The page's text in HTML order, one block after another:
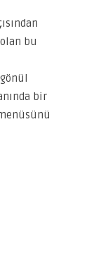
bu
bir